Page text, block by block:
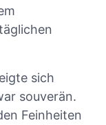
sich
souverän.
Feinheiten